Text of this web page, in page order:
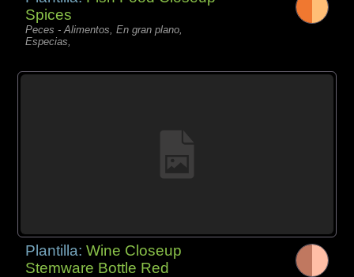
Spices
Peces - Alimentos, En gran plano,
Especias,
Plantilla:Wine Closeup
Stemware Bottle Red